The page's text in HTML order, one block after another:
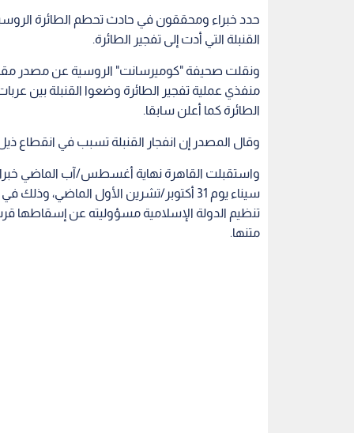
حدد خبراء ومحققون في حادث تحطم الطائرة
القنبلة التي أدت إلى تفجير الطائرة.
ونقلت صحيفة "كوميرسانت" الروسية عن مصدر مقرب
منفذي عملية تفجير الطائرة وضعوا القنبلة بين
الطائرة كما أعلن سابقا.
وقال المصدر إن انفجار القنبلة تسبب في انقطاع
واستقبلت القاهرة نهاية أغسطس/آب الماضي
سيناء يوم 31 أكتوبر/تشرين الأول
متنها.